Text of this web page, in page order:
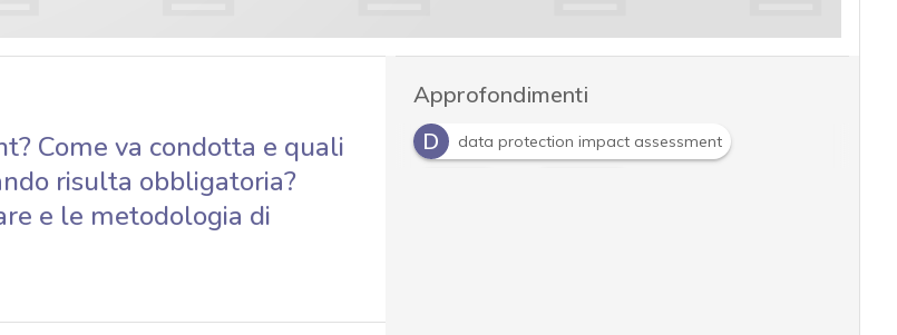
Come va condotta e quali
risulta obbligatoria?
e le metodologia di
Approfondimenti
D
data protection impact assessment